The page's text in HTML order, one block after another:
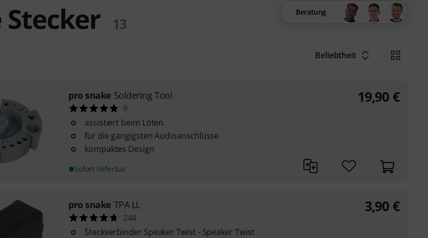
13
Beratung
Beliebtheit
pro snake Soldering Tool
9
assistiert beim Löten
für die gängigsten Audioanschlüsse
kompaktes Design
Sofort lieferbar
19,90 €
pro snake TPA LL
244
Steckverbinder Speaker Twist - Speaker Twist
3,90 €